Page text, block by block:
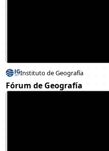
Instituto de Geografía
Fórum de Geografía